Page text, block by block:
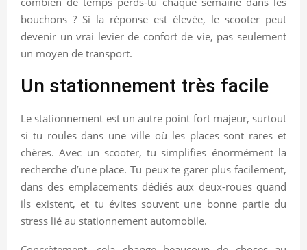
bouchons ? Si la réponse est élevée, le scooter peut
devenir un vrai levier de confort de vie, pas seulement
un moyen de transport.
Un stationnement très facile
Le stationnement est un autre point fort majeur, surtout
si tu roules dans une ville où les places sont rares et
chères. Avec un scooter, tu simplifies énormément la
recherche d’une place. Tu peux te garer plus facilement,
dans des emplacements dédiés aux deux-roues quand
ils existent, et tu évites souvent une bonne partie du
stress lié au stationnement automobile.